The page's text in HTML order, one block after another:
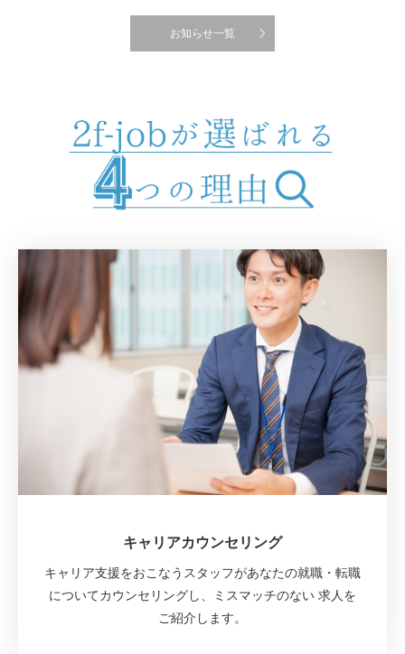
お知らせ一覧
キャリアカウンセリング
キャリア支援をおこなうスタッフがあなたの就職・転職
についてカウンセリングし、ミスマッチのない 求人を
ご紹介します。